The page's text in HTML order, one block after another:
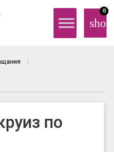
0
по